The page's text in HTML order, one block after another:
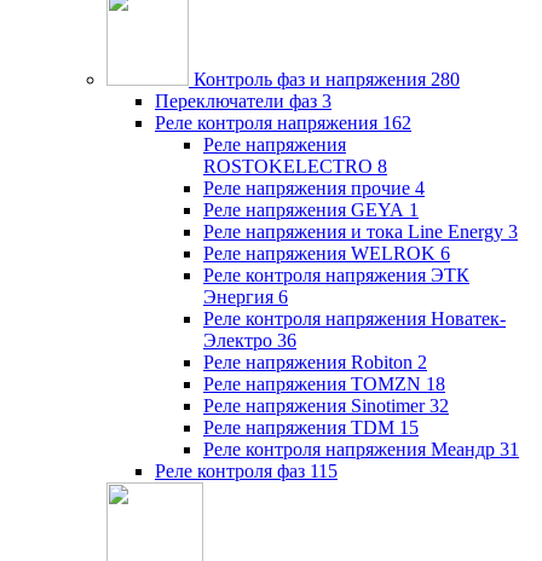
Контроль фаз и напряжения 280
Переключатели фаз 3
Реле контроля напряжения 162
Реле напряжения
ROSTOKELECTRO 8
Реле напряжения прочие 4
Реле напряжения GEYA 1
Реле напряжения и тока Line Energy 3
Реле напряжения WELROK 6
Реле контроля напряжения ЭТК
Энергия 6
Реле контроля напряжения Новатек-
Электро 36
Реле напряжения Robiton 2
Реле напряжения TOMZN 18
Реле напряжения Sinotimer 32
Реле напряжения TDM 15
Реле контроля напряжения Меандр 31
Реле контроля фаз 115